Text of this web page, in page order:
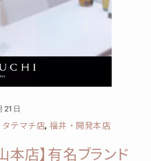
21日
テマチ店,福井・開発本店
本店】有名ブランド